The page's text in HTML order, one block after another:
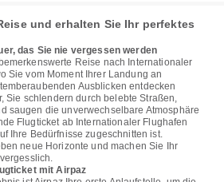
und erhalten Sie Ihr perfektes
das Sie nie vergessen werden
Reise nach Internationaler
Sie vom Moment Ihrer Landung an
Ausblicken entdecken
Sie schlendern durch belebte Straßen,
saugen die unverwechselbare Atmosphäre
Flugticket ab Internationaler Flughafen
Ihre Bedürfnisse zugeschnitten ist.
neue Horizonte und machen Sie Ihr
mit Airpaz